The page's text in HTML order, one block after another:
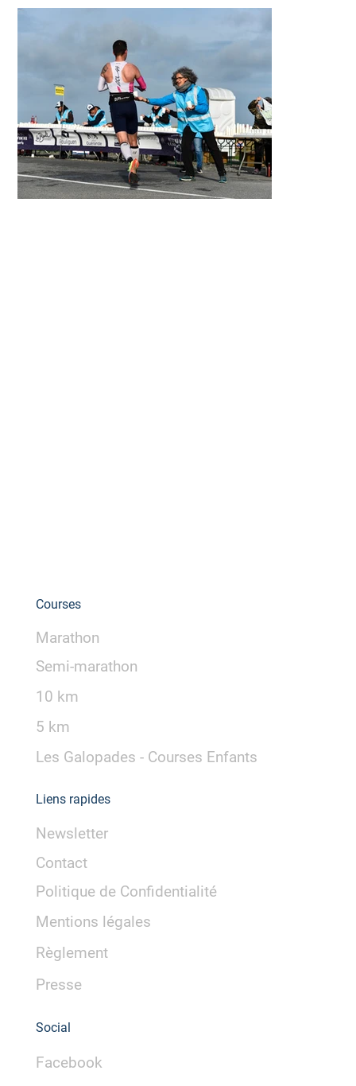
Courses
Marathon
Semi-marathon
10 km
5 km
Les Galopades - Courses Enfants
Liens rapides
Newsletter
Contact
Politique de Confidentialité
Règlement
Mentions légales
Presse
Social
Facebook